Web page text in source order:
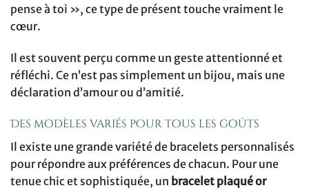
pense à toi », ce type de présent touche vraiment le
cœur.
Il est souvent perçu comme un geste attentionné et
réfléchi. Ce n’est pas simplement un bijou, mais une
déclaration d’amour ou d’amitié.
Des modèles variés pour tous les goûts
Il existe une grande variété de bracelets personnalisés
pour répondre aux préférences de chacun. Pour une
tenue chic et sophistiquée, un bracelet plaqué or